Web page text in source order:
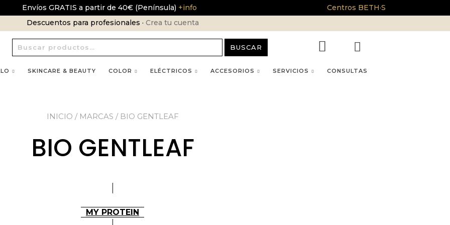
Envíos GRATIS a partir de 40€ (Península) +info
Centros BETH·S
Descuentos para profesionales · Crea tu cuenta
Buscar
por:
BUSCAR
SKINCARE & BEAUTY COLOR ELÉCTRICOS ACCESORIOS SERVICIOS CONSULTAS
INICIO / MARCAS / BIO GENTLEAF
BIO GENTLEAF
MY PROTEIN